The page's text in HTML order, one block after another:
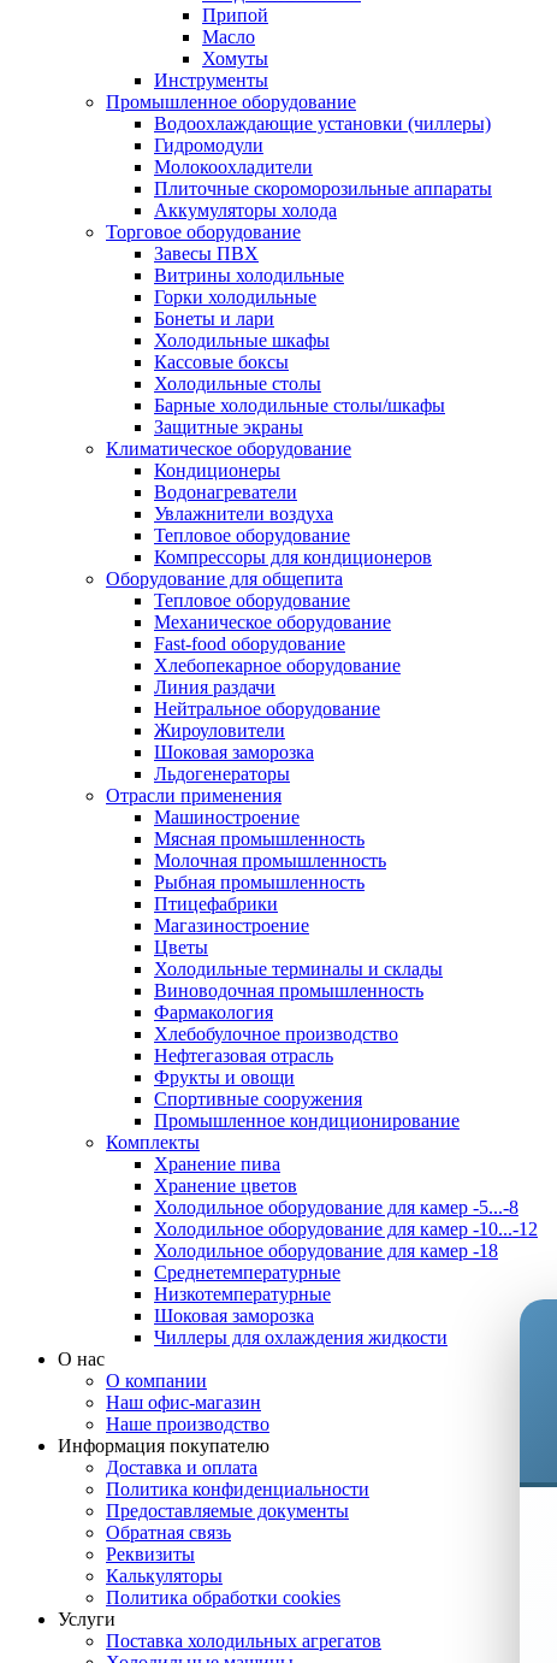
Припой
Масло
Хомуты
Инструменты
Промышленное оборудование
Водоохлаждающие установки (чиллеры)
Гидромодули
Молокоохладители
Плиточные скороморозильные аппараты
Аккумуляторы холода
Торговое оборудование
Завесы ПВХ
Витрины холодильные
Горки холодильные
Бонеты и лари
Холодильные шкафы
Кассовые боксы
Холодильные столы
Барные холодильные столы/шкафы
Защитные экраны
Климатическое оборудование
Кондиционеры
Водонагреватели
Увлажнители воздуха
Тепловое оборудование
Компрессоры для кондиционеров
Оборудование для общепита
Тепловое оборудование
Механическое оборудование
Fast-food оборудование
Хлебопекарное оборудование
Линия раздачи
Нейтральное оборудование
Жироуловители
Шоковая заморозка
Льдогенераторы
Отрасли применения
Машиностроение
Мясная промышленность
Молочная промышленность
Рыбная промышленность
Птицефабрики
Магазиностроение
Цветы
Холодильные терминалы и склады
Виноводочная промышленность
Фармакология
Хлебобулочное производство
Нефтегазовая отрасль
Фрукты и овощи
Спортивные сооружения
Промышленное кондиционирование
Комплекты
Хранение пива
Хранение цветов
Холодильное оборудование для камер -5...-8
Холодильное оборудование для камер -10...-12
Холодильное оборудование для камер -18
Среднетемпературные
Низкотемпературные
Шоковая заморозка
Чиллеры для охлаждения жидкости
О нас
О компании
Наш офис-магазин
Наше производство
Информация покупателю
Доставка и оплата
Политика конфиденциальности
Предоставляемые документы
Обратная связь
Реквизиты
Калькуляторы
Политика обработки cookies
Услуги
Поставка холодильных агрегатов